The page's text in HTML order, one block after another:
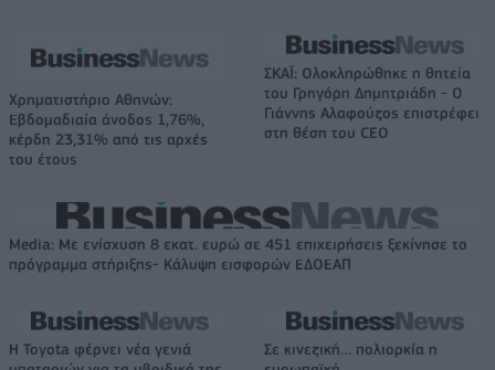
Χρηματιστήριο Αθηνών:
Εβδομαδιαία άνοδος 1,76%,
κέρδη 23,31% από τις αρχές
του έτους
ΣΚΑΪ: Ολοκληρώθηκε η θητεία
του Γρηγόρη Δημητριάδη - Ο
Γιάννης Αλαφούζος επιστρέφει
στη θέση του CEO
Media: Με ενίσχυση 8 εκατ. ευρώ σε 451 επιχειρήσεις ξεκίνησε το
πρόγραμμα στήριξης- Κάλυψη εισφορών ΕΔΟΕΑΠ
Η Toyota φέρνει νέα γενιά
Σε κινεζική… πολιορκία η